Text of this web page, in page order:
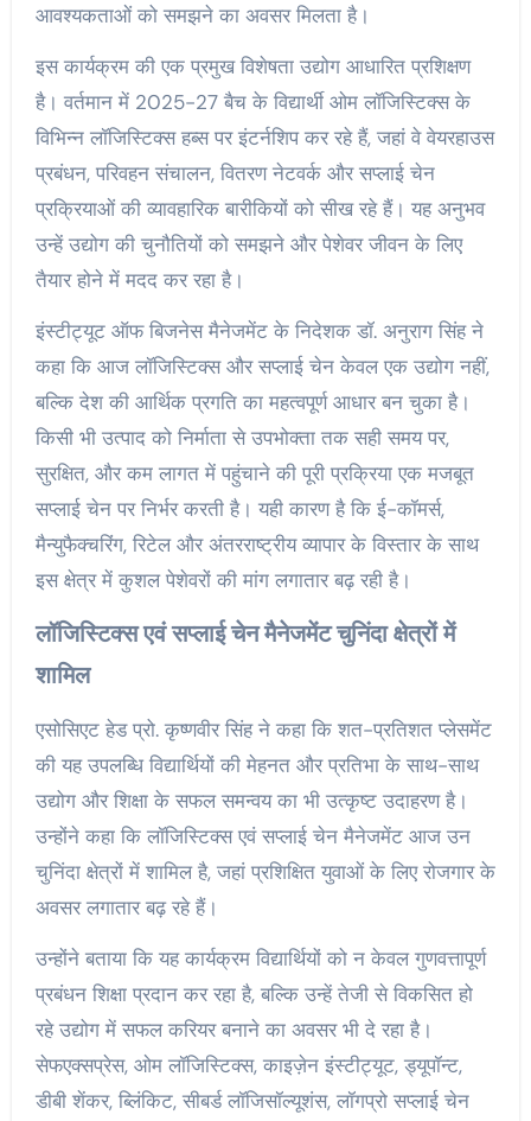
आवश्यकताओं को समझने का अवसर मिलता है।
इस कार्यक्रम की एक प्रमुख विशेषता उद्योग आधारित प्रशिक्षण
है। वर्तमान में 2025-27 बैच के विद्यार्थी ओम लॉजिस्टिक्स के
विभिन्न लॉजिस्टिक्स हब्स पर इंटर्नशिप कर रहे हैं, जहां वे वेयरहाउस
प्रबंधन, परिवहन संचालन, वितरण नेटवर्क और सप्लाई चेन
प्रक्रियाओं की व्यावहारिक बारीकियों को सीख रहे हैं। यह अनुभव
उन्हें उद्योग की चुनौतियों को समझने और पेशेवर जीवन के लिए
तैयार होने में मदद कर रहा है।
इंस्टीट्यूट ऑफ बिजनेस मैनेजमेंट के निदेशक डॉ. अनुराग सिंह ने
कहा कि आज लॉजिस्टिक्स और सप्लाई चेन केवल एक उद्योग नहीं,
बल्कि देश की आर्थिक प्रगति का महत्वपूर्ण आधार बन चुका है।
किसी भी उत्पाद को निर्माता से उपभोक्ता तक सही समय पर,
सुरक्षित, और कम लागत में पहुंचाने की पूरी प्रक्रिया एक मजबूत
सप्लाई चेन पर निर्भर करती है। यही कारण है कि ई-कॉमर्स,
मैन्युफैक्चरिंग, रिटेल और अंतरराष्ट्रीय व्यापार के विस्तार के साथ
इस क्षेत्र में कुशल पेशेवरों की मांग लगातार बढ़ रही है।
लॉजिस्टिक्स एवं सप्लाई चेन मैनेजमेंट चुनिंदा क्षेत्रों में
शामिल
एसोसिएट हेड प्रो. कृष्णवीर सिंह ने कहा कि शत-प्रतिशत प्लेसमेंट
की यह उपलब्धि विद्यार्थियों की मेहनत और प्रतिभा के साथ-साथ
उद्योग और शिक्षा के सफल समन्वय का भी उत्कृष्ट उदाहरण है।
उन्होंने कहा कि लॉजिस्टिक्स एवं सप्लाई चेन मैनेजमेंट आज उन
चुनिंदा क्षेत्रों में शामिल है, जहां प्रशिक्षित युवाओं के लिए रोजगार के
अवसर लगातार बढ़ रहे हैं।
उन्होंने बताया कि यह कार्यक्रम विद्यार्थियों को न केवल गुणवत्तापूर्ण
प्रबंधन शिक्षा प्रदान कर रहा है, बल्कि उन्हें तेजी से विकसित हो
रहे उद्योग में सफल करियर बनाने का अवसर भी दे रहा है।
सेफएक्सप्रेस, ओम लॉजिस्टिक्स, काइज़ेन इंस्टीट्यूट, ड्यूपॉन्ट,
डीबी शेंकर, ब्लिंकिट, सीबर्ड लॉजिसॉल्यूशंस, लॉगप्रो सप्लाई चेन